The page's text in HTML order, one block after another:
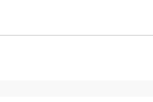
お願いします。